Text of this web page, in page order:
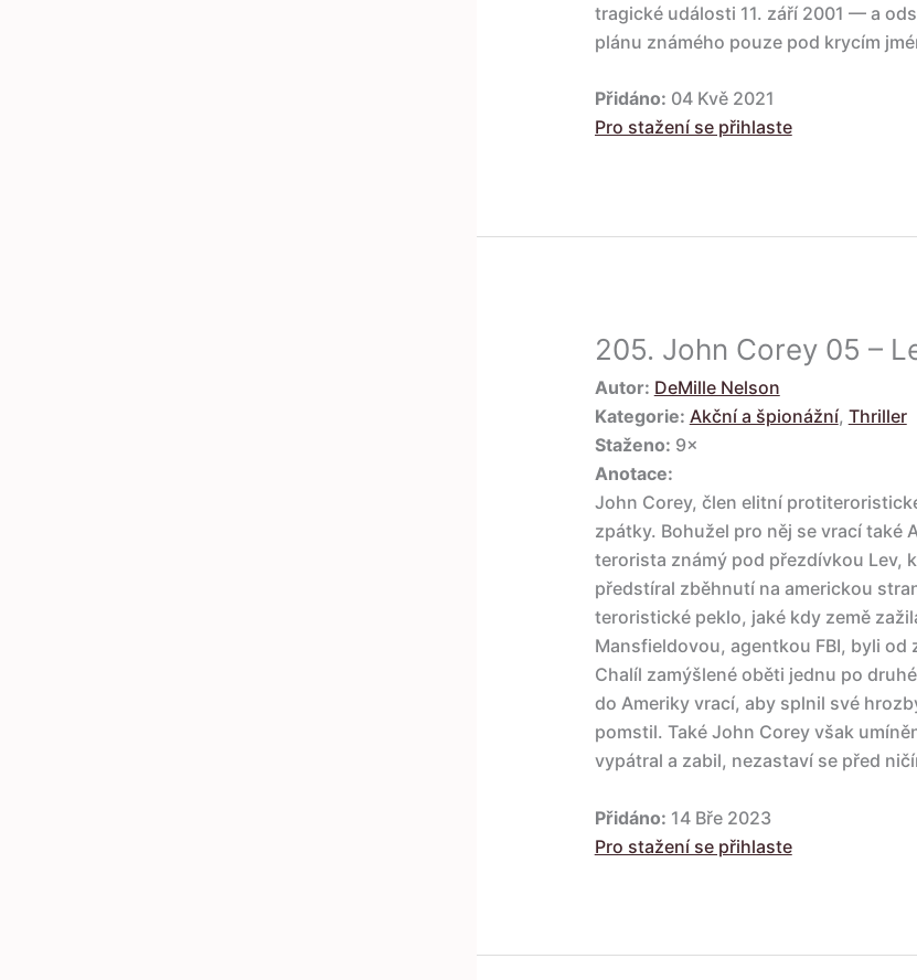
tragické události 11. září 2001 — a
plánu známého pouze pod krycím
Přidáno: 04 Kvě 2021
Pro stažení se přihlaste
205. John Corey 05 –
Autor: DeMille Nelson
Kategorie: Akční a špionážní, Thriller
Staženo: 9×
Anotace:
John Corey, člen elitní
zpátky. Bohužel pro něj se vrací také
terorista známý pod přezdívkou Lev,
předstíral zběhnutí na americkou
teroristické peklo, jaké kdy země
Mansfieldovou, agentkou FBI, byli
Chalíl zamýšlené oběti jednu po
do Ameriky vrací, aby splnil své
pomstil. Také John Corey však
vypátral a zabil, nezastaví se před
Přidáno: 14 Bře 2023
Pro stažení se přihlaste